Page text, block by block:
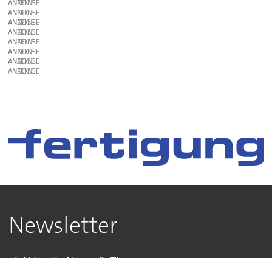
ANZEIGE
ANZEIGE
ANZEIGE
ANZEIGE
ANZEIGE
ANZEIGE
ANZEIGE
ANZEIGE
Newsletter